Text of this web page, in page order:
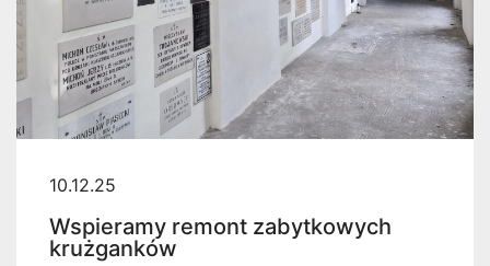
10.12.25
Wspieramy remont zabytkowych
krużganków